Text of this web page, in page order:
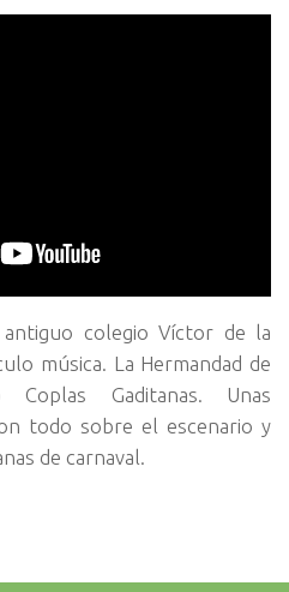
colegio Víctor de la
música. La Hermandad de
Coplas Gaditanas. Unas
todo sobre el escenario y
de carnaval.